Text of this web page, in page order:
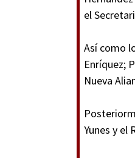
el
Así como
Enríquez;
Nueva
Yunes y el